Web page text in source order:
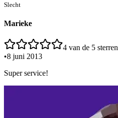
Slecht
Marieke
4 van de 5 sterren
•8 juni 2013
Super service!